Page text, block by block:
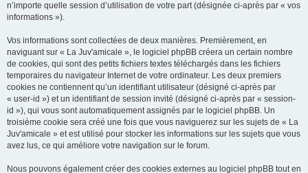
n’importe quelle session d’utilisation de votre part (désignée ci-après par « vos
informations »).
Vos informations sont collectées de deux manières. Premièrement, en
naviguant sur « La Juv'amicale », le logiciel phpBB créera un certain nombre
de cookies, qui sont des petits fichiers textes téléchargés dans les fichiers
temporaires du navigateur Internet de votre ordinateur. Les deux premiers
cookies ne contiennent qu’un identifiant utilisateur (désigné ci-après par
« user-id ») et un identifiant de session invité (désigné ci-après par « session-
id »), qui vous sont automatiquement assignés par le logiciel phpBB. Un
troisième cookie sera créé une fois que vous naviguerez sur les sujets de « La
Juv'amicale » et est utilisé pour stocker les informations sur les sujets que vous
avez lus, ce qui améliore votre navigation sur le forum.
Nous pouvons également créer des cookies externes au logiciel phpBB tout en